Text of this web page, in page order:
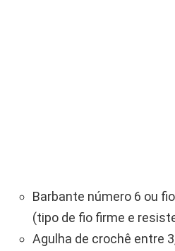
Barbante número 6 ou
(tipo de fio firme e
Agulha de crochê entre